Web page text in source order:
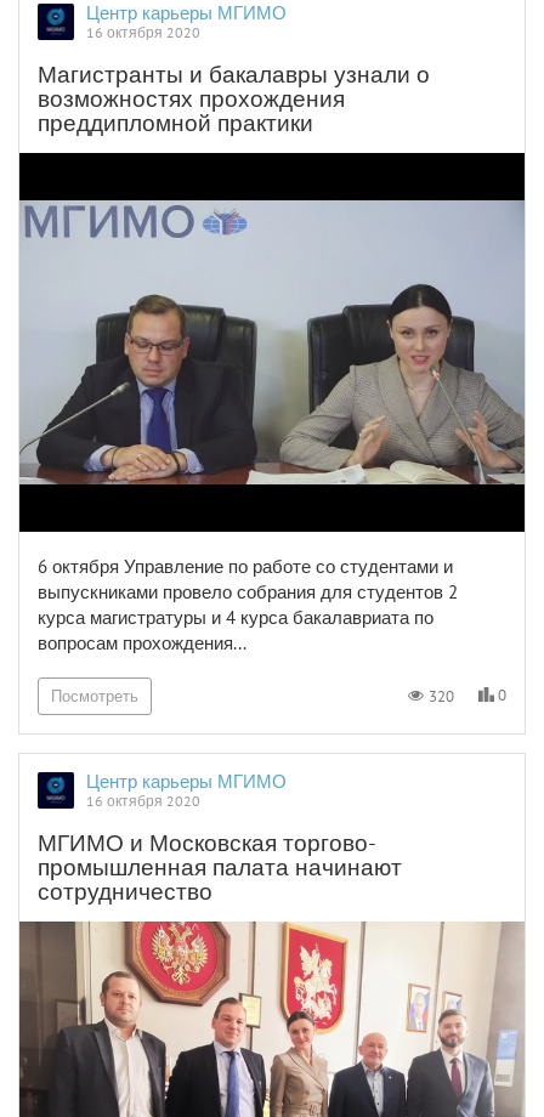
Центр карьеры МГИМО
16 октября 2020
Магистранты и бакалавры узнали о
возможностях прохождения
преддипломной практики
6 октября Управление по работе со студентами и
выпускниками провело собрания для студентов 2
курса магистратуры и 4 курса бакалавриата по
вопросам прохождения...
Посмотреть 320 0
Центр карьеры МГИМО
16 октября 2020
МГИМО и Московская торгово-
промышленная палата начинают
сотрудничество